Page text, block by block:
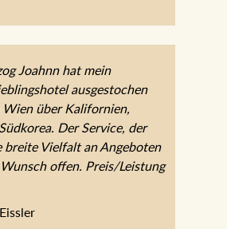
Joahnn hat mein
ausgestochen
über Kalifornien,
Der Service, der
offen.
ist perfekt.“